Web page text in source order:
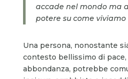
accade nel mondo ma
potere su come
Una persona, nonostante
contesto bellissimo di
abbondanza, potrebbe